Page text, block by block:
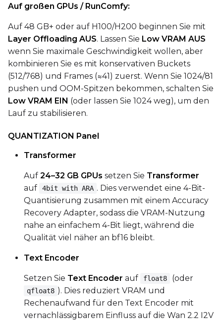
Auf großen GPUs / RunComfy:
Auf 48 GB+ oder auf H100/H200 beginnen Sie mit
Layer Offloading AUS. Lassen Sie Low VRAM AUS
wenn Sie maximale Geschwindigkeit wollen, aber
kombinieren Sie es mit konservativen Buckets
(512/768) und Frames (≈41) zuerst. Wenn Sie 1024/81
pushen und OOM-Spitzen bekommen, schalten Sie
Low VRAM EIN (oder lassen Sie 1024 weg), um den
Lauf zu stabilisieren.
QUANTIZATION Panel
Transformer
Auf 24–32 GB GPUs setzen Sie Transformer
auf
4bit with ARA . Dies verwendet eine 4-Bit-
Quantisierung zusammen mit einem Accuracy
Recovery Adapter, sodass die VRAM-Nutzung
nahe an einfachem 4-Bit liegt, während die
Qualität viel näher an bf16 bleibt.
Text Encoder
Setzen Sie Text Encoder auf float8 (oder
qfloat8 ). Dies reduziert VRAM und
Rechenaufwand für den Text Encoder mit
vernachlässigbarem Einfluss auf die Wan 2.2 I2V